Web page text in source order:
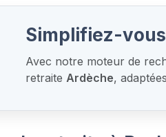
Simplifiez-
Avec notre moteur de
retraite Ardèche,